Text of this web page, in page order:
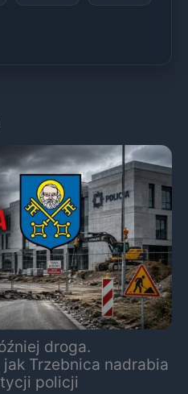
droga.
Trzebnica nadrabia
policji